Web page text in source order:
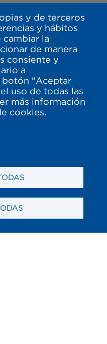
y de terceros
y hábitos
cambiar la
de manera
consiente y
a
botón "Aceptar
uso de todas las
más información
cookies.